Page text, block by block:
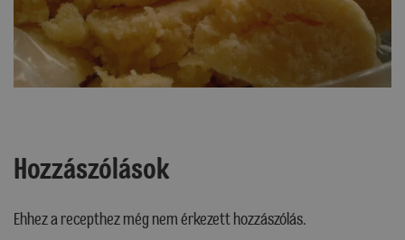
Hozzászólások
Ehhez a recepthez még nem érkezett hozzászólás.